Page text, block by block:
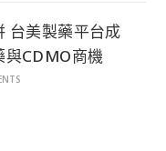
台美製藥平台成
與CDMO商機